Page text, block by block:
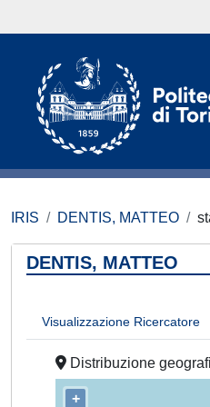
IRIS DENTIS, MATTEO
DENTIS, MATTEO
Visualizzazione Ricercatore
Distribuzione
+